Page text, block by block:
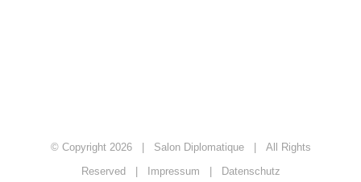
© Copyright 2026 | Salon Diplomatique | All Rights
Reserved | Impressum | Datenschutz